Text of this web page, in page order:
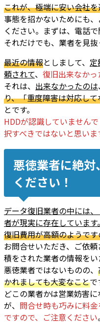
これが、極端に安い会社
事態を招かないためにも
ください。まずは、電話
それだけでも、業者を見
最近の情報としまして、
頼されて、 復旧出来なか
それは、 出来なかったのは
り、「重度障害は対応し
とです。
HDDが認識していません
択すべきではないと思いま
悪徳業者に絶
ください！
データ復旧業者の中には
者が現実に存在しています。
復旧費用が高額のようで
お問合せいただき、ご依
積をされた業者の情報を
悪徳業者ではないものの、
かれましても大変なことで
どこの業者かは営業妨害
が、 問合せ時も巧みに料
ですので、ご注意ください。